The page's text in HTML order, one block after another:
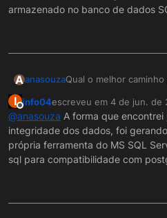
armazenado no banco de dados
AanasouzaQual o melhor caminho para converter
SERVER para Postgres?
I
Offline
info04escreveu em 4 de jun. de
última edição por
@anasouza A forma que
integridade dos dados, foi
própria ferramenta do MS SQL
sql para compatibilidade com